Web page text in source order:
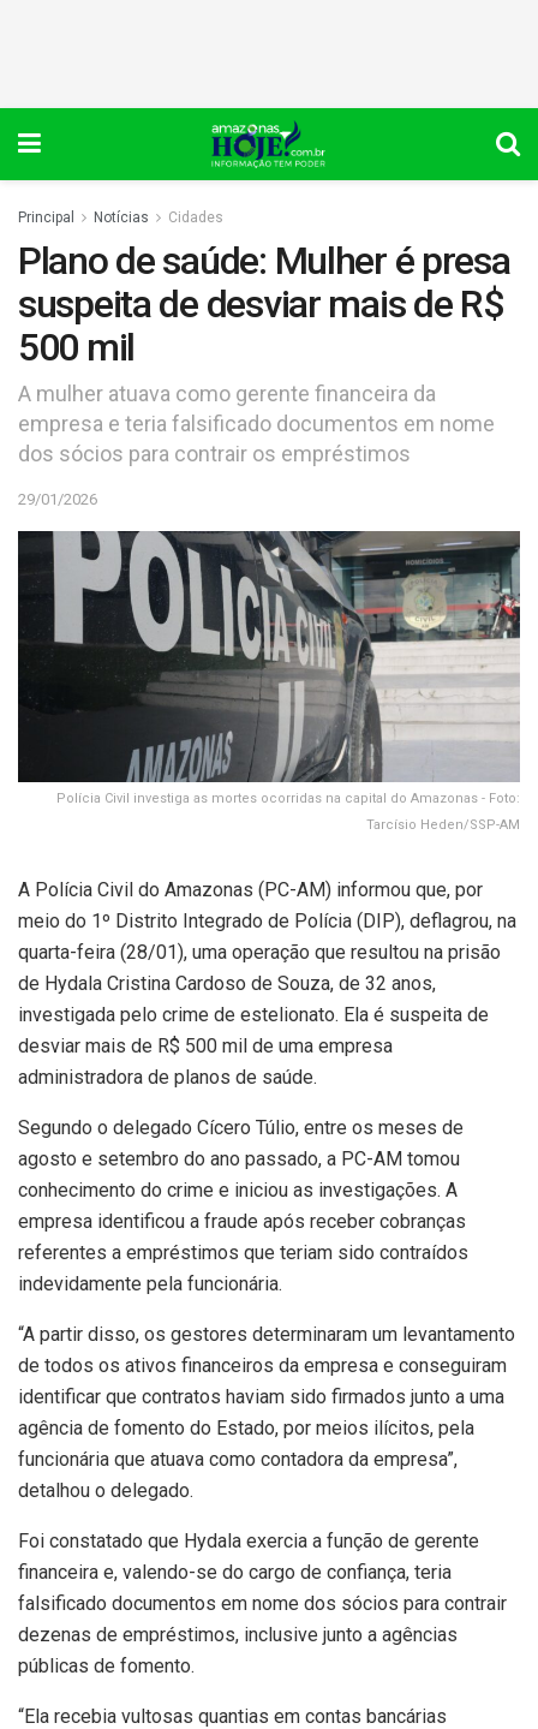
Principal Notícias Cidades
Plano de saúde: Mulher é presa
suspeita de desviar mais de R$
500 mil
A mulher atuava como gerente financeira da
empresa e teria falsificado documentos em nome
dos sócios para contrair os empréstimos
29/01/2026
Polícia Civil investiga as mortes ocorridas na capital do Amazonas - Foto:
Tarcísio Heden/SSP-AM
A Polícia Civil do Amazonas (PC-AM) informou que, por
meio do 1º Distrito Integrado de Polícia (DIP), deflagrou, na
quarta-feira (28/01), uma operação que resultou na prisão
de Hydala Cristina Cardoso de Souza, de 32 anos,
investigada pelo crime de estelionato. Ela é suspeita de
desviar mais de R$ 500 mil de uma empresa
administradora de planos de saúde.
Segundo o delegado Cícero Túlio, entre os meses de
agosto e setembro do ano passado, a PC-AM tomou
conhecimento do crime e iniciou as investigações. A
empresa identificou a fraude após receber cobranças
referentes a empréstimos que teriam sido contraídos
indevidamente pela funcionária.
“A partir disso, os gestores determinaram um levantamento
de todos os ativos financeiros da empresa e conseguiram
identificar que contratos haviam sido firmados junto a uma
agência de fomento do Estado, por meios ilícitos, pela
funcionária que atuava como contadora da empresa”,
detalhou o delegado.
Foi constatado que Hydala exercia a função de gerente
financeira e, valendo-se do cargo de confiança, teria
falsificado documentos em nome dos sócios para contrair
dezenas de empréstimos, inclusive junto a agências
públicas de fomento.
“Ela recebia vultosas quantias em contas bancárias